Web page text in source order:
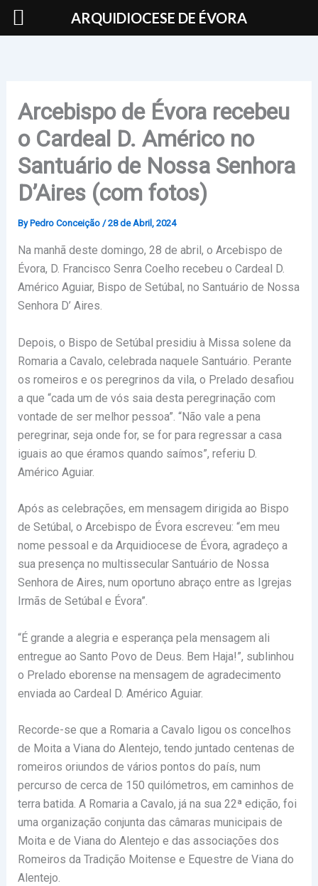
Skip
Arcebispo de Évora recebeu
o Cardeal D. Américo no
Santuário de Nossa Senhora
D’Aires (com fotos)
By Pedro Conceição /28 de Abril, 2024
Na manhã deste domingo, 28 de abril, o Arcebispo de
Évora, D. Francisco Senra Coelho recebeu o Cardeal D.
Américo Aguiar, Bispo de Setúbal, no Santuário de Nossa
Senhora D’ Aires.
Depois, o Bispo de Setúbal presidiu à Missa solene da
Romaria a Cavalo, celebrada naquele Santuário. Perante
os romeiros e os peregrinos da vila, o Prelado desafiou
a que “cada um de vós saia desta peregrinação com
vontade de ser melhor pessoa”. “Não vale a pena
peregrinar, seja onde for, se for para regressar a casa
iguais ao que éramos quando saímos”, referiu D.
Américo Aguiar.
Após as celebrações, em mensagem dirigida ao Bispo
de Setúbal, o Arcebispo de Évora escreveu: “em meu
nome pessoal e da Arquidiocese de Évora, agradeço a
sua presença no multissecular Santuário de Nossa
Senhora de Aires, num oportuno abraço entre as Igrejas
Irmãs de Setúbal e Évora”.
“É grande a alegria e esperança pela mensagem ali
entregue ao Santo Povo de Deus. Bem Haja!”, sublinhou
o Prelado eborense na mensagem de agradecimento
enviada ao Cardeal D. Américo Aguiar.
Recorde-se que a Romaria a Cavalo ligou os concelhos
de Moita a Viana do Alentejo, tendo juntado centenas de
romeiros oriundos de vários pontos do país, num
percurso de cerca de 150 quilómetros, em caminhos de
terra batida. A Romaria a Cavalo, já na sua 22ª edição, foi
uma organização conjunta das câmaras municipais de
Moita e de Viana do Alentejo e das associações dos
Romeiros da Tradição Moitense e Equestre de Viana do
Alentejo.
ARQUIDIOCESE DE ÉVORA